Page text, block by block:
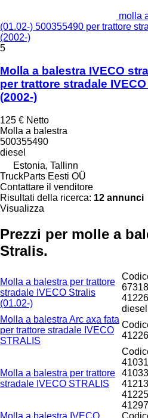
molla
(01.02-) 500355490 per trattore
(2002-)
5
Molla a balestra IVECO
per trattore stradale
(2002-)
125 € Netto
Molla a balestra
500355490
diesel
Estonia, Tallinn
TruckParts Eesti OÜ
Contattare il venditore
Risultati della ricerca: 12 annunci
Visualizza
Prezzi per molle a
Stralis.
Molla a balestra per trattore
stradale IVECO Stralis
(01.02-)
diesel
Molla a balestra Arc axa fata
per trattore stradale IVECO
STRALIS
Molla a balestra per trattore
stradale IVECO STRALIS
Molla a balestra IVECO